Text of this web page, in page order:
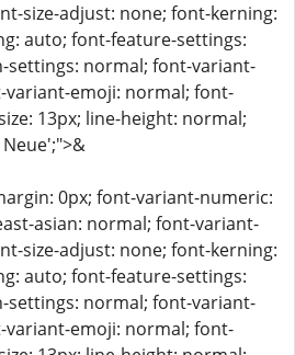
size-adjust: none; font-kerning:
auto; font-feature-settings:
normal; font-variant-
emoji: normal; font-
13px; line-height: normal;
0px; font-variant-numeric:
asian: normal; font-variant-
size-adjust: none; font-kerning:
auto; font-feature-settings:
normal; font-variant-
emoji: normal; font-